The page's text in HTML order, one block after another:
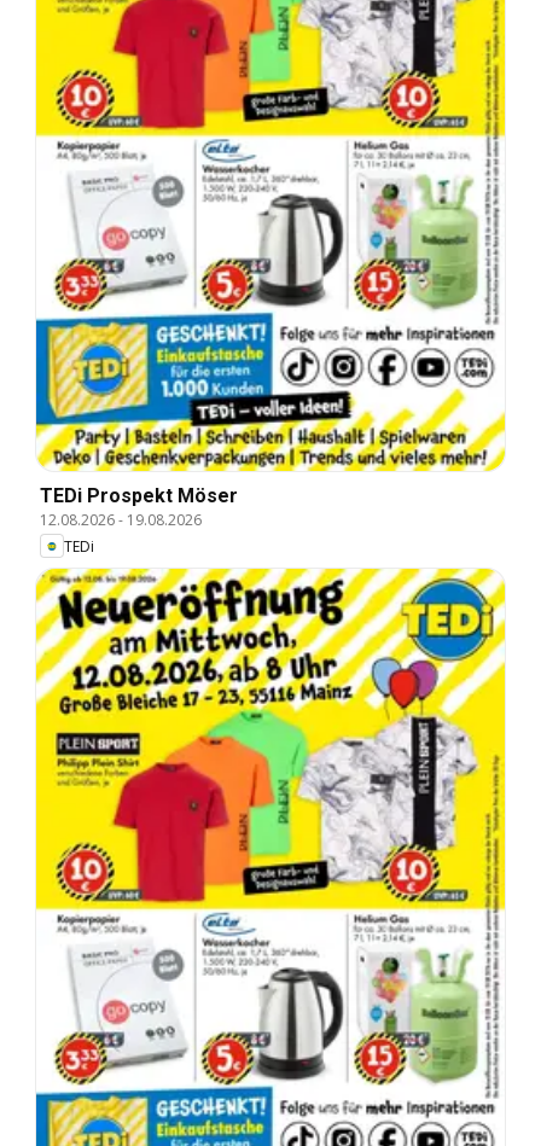
TEDi Prospekt Möser
12.08.2026- 19.08.2026
TEDi